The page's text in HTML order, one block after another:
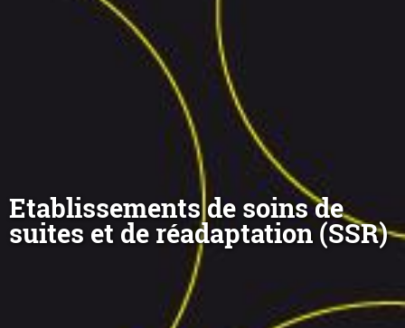
Etablissements de soins de
suites et de réadaptation (SSR)